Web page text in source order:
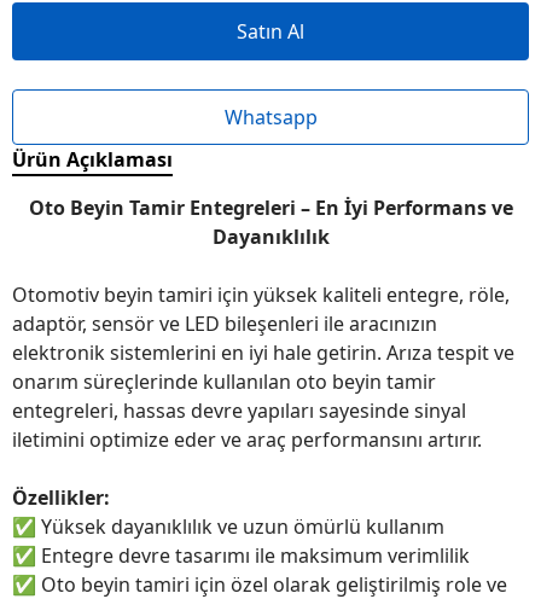
Satın Al
Whatsapp
Ürün Açıklaması
Oto Beyin Tamir Entegreleri – En İyi Performans ve
Dayanıklılık
Otomotiv beyin tamiri için yüksek kaliteli entegre, röle,
adaptör, sensör ve LED bileşenleri ile aracınızın
elektronik sistemlerini en iyi hale getirin. Arıza tespit ve
onarım süreçlerinde kullanılan oto beyin tamir
entegreleri, hassas devre yapıları sayesinde sinyal
iletimini optimize eder ve araç performansını artırır.
Özellikler:
✅ Yüksek dayanıklılık ve uzun ömürlü kullanım
✅ Entegre devre tasarımı ile maksimum verimlilik
✅ Oto beyin tamiri için özel olarak geliştirilmiş role ve